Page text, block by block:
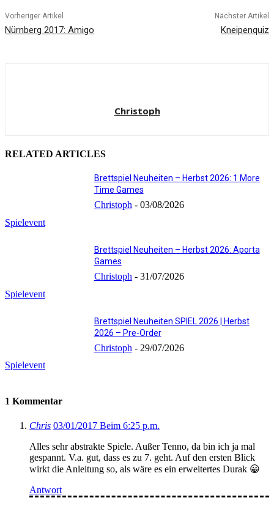
Vorheriger Artikel
Nürnberg 2017: Amigo
Nächster Artikel
Kneipenquiz
Christoph
RELATED ARTICLES
Spielevent
Brettspiel Neuheiten – Herbst 2026: 1 More
Time Games
Christoph - 03/08/2026
Spielevent
Brettspiel Neuheiten – Herbst 2026: Aporta
Games
Christoph - 31/07/2026
Spielevent
Brettspiel Neuheiten SPIEL 2026 | Herbst
2026 – Pre-Order
Christoph - 29/07/2026
1 Kommentar
Chris 03/01/2017 Beim 6:25 p.m.
Alles sehr abstrakte Spiele. Außer Tenno, da bin ich ja mal
gespannt. V.a. gut, dass es zu 7. geht. Auf den ersten Blick
wirkt die Anleitung so, als wäre es ein erweitertes Durak 😀
Antwort